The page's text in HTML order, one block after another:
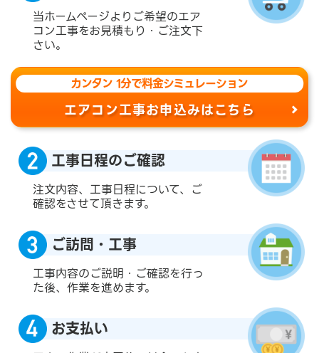
当ホームページよりご希望のエア
コン工事をお見積もり・ご注文下
さい。
カンタン 1分で料金シミュレーション
エアコン工事お申込みはこちら
工事日程のご確認
注文内容、工事日程について、ご
確認をさせて頂きます。
ご訪問・工事
工事内容のご説明・ご確認を行っ
た後、作業を進めます。
お支払い